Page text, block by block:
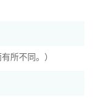
所不同。）